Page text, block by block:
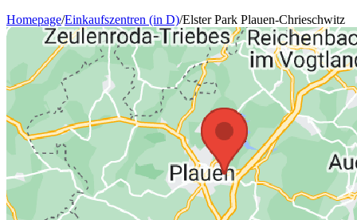
Homepage/Einkaufszentren (in D)/Elster Park Plauen-Chrieschwitz